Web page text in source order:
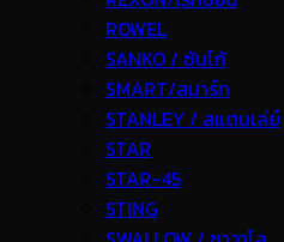
ROWEL
SANKO / ซันโก้
SMART/สมาร์ท
STANLEY / สแตนเล่ย์
STAR
STAR-45
STING